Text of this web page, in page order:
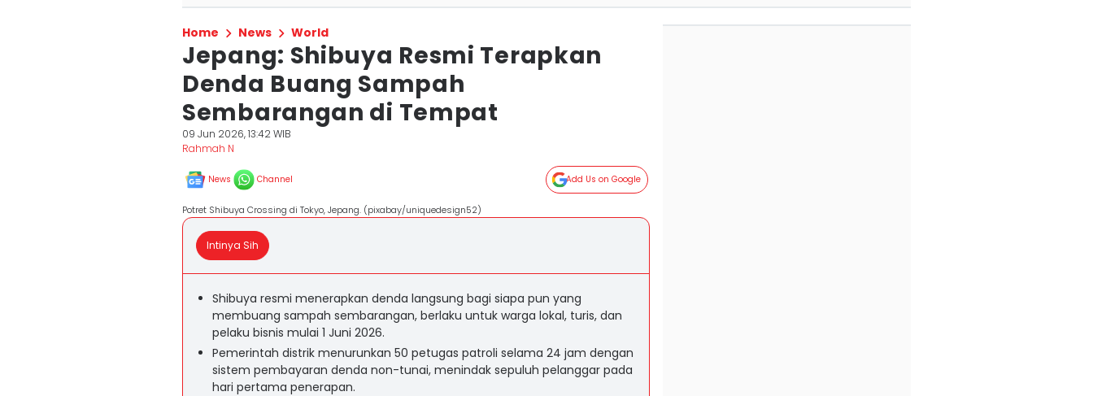
Home News World
Jepang: Shibuya Resmi Terapkan
Denda Buang Sampah
Sembarangan di Tempat
09 Jun 2026, 13:42 WIB
Rahmah N
News Channel Add Us on Google
Potret Shibuya Crossing di Tokyo, Jepang. (pixabay/uniquedesign52)
Intinya Sih
Shibuya resmi menerapkan denda langsung bagi siapa pun yang
membuang sampah sembarangan, berlaku untuk warga lokal, turis, dan
pelaku bisnis mulai 1 Juni 2026.
Pemerintah distrik menurunkan 50 petugas patroli selama 24 jam dengan
sistem pembayaran denda non-tunai, menindak sepuluh pelanggar pada
hari pertama penerapan.